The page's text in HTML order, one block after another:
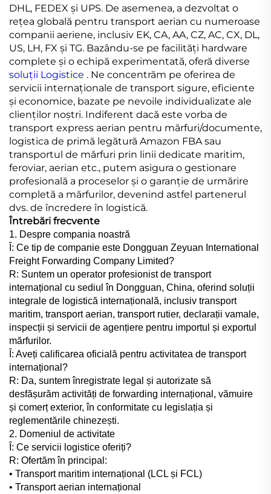
DHL, FEDEX și UPS. De asemenea, a dezvoltat o
rețea globală pentru transport aerian cu numeroase
companii aeriene, inclusiv EK, CA, AA, CZ, AC, CX, DL,
US, LH, FX și TG. Bazându-se pe facilități hardware
complete și o echipă experimentată, oferă diverse
soluții Logistice . Ne concentrăm pe oferirea de
servicii internaționale de transport sigure, eficiente
și economice, bazate pe nevoile individualizate ale
clienților noștri. Indiferent dacă este vorba de
transport express aerian pentru mărfuri/documente,
logistica de primă legătură Amazon FBA sau
transportul de mărfuri prin linii dedicate maritim,
feroviar, aerian etc., putem asigura o gestionare
profesională a proceselor și o garanție de urmărire
completă a mărfurilor, devenind astfel partenerul
dvs. de încredere în logistică.
Întrebări frecvente
1. Despre compania noastră
Î: Ce tip de companie este Dongguan Zeyuan International
Freight Forwarding Company Limited?
R: Suntem un operator profesionist de transport
internațional cu sediul în Dongguan, China, oferind soluții
integrale de logistică internațională, inclusiv transport
maritim, transport aerian, transport rutier, declarații vamale,
inspecții și servicii de agențiere pentru importul și exportul
mărfurilor.
Î: Aveți calificarea oficială pentru activitatea de transport
internațional?
R: Da, suntem înregistrate legal și autorizate să
desfășurăm activități de forwarding internațional, vămuire
și comerț exterior, în conformitate cu legislația și
reglementările chinezești.
2. Domeniul de activitate
Î: Ce servicii logistice oferiți?
R: Ofertăm în principal:
• Transport maritim internațional (LCL și FCL)
• Transport aerian internațional